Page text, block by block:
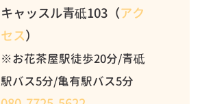
キャッスル青砥103（アク
セス）
※お花茶屋駅徒歩20分/青砥
駅バス5分/亀有駅バス5分